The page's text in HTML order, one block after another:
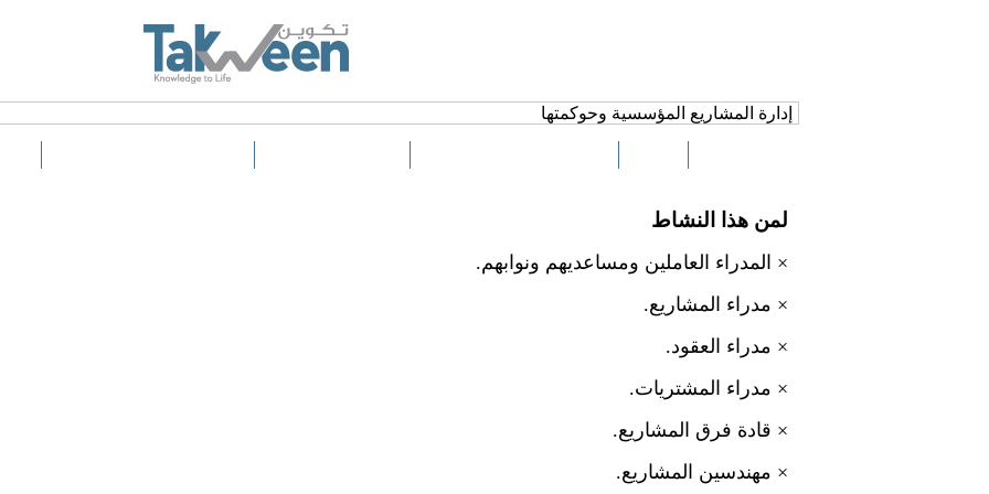
إدارة المشاريع المؤسسية وحوكمتها
لمن هذا النشاط
× المدراء العاملين ومساعديهم ونوابهم.
× مدراء المشاريع.
× مدراء العقود.
× مدراء المشتريات.
× قادة فرق المشاريع.
× مهندسين المشاريع.